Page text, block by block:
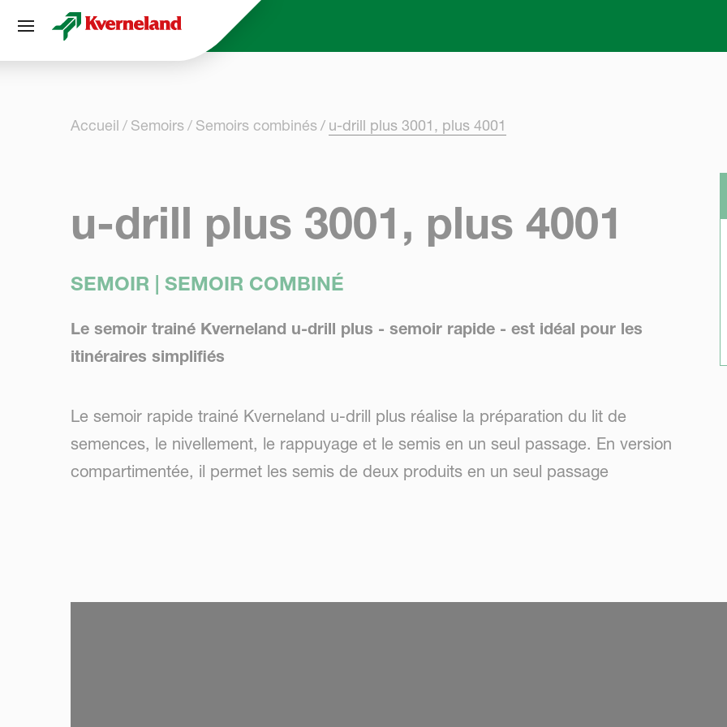
Accueil Semoirs Semoirs combinés u-drill plus 3001, plus 4001
u-drill plus 3001, plus 4001
SEMOIR | SEMOIR COMBINÉ
Le semoir trainé Kverneland u-drill plus - semoir rapide - est idéal pour les
itinéraires simplifiés
Le semoir rapide trainé Kverneland u-drill plus réalise la préparation du lit de
semences, le nivellement, le rappuyage et le semis en un seul passage. En version
compartimentée, il permet les semis de deux produits en un seul passage
Panneau de gestion des cookies